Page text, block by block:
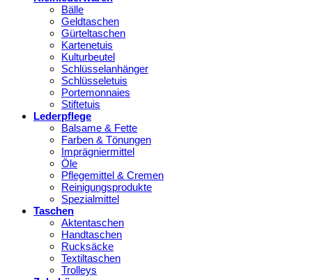
Bälle
Geldtaschen
Gürteltaschen
Kartenetuis
Kulturbeutel
Schlüsselanhänger
Schlüsseletuis
Portemonnaies
Stiftetuis
Lederpflege
Balsame & Fette
Farben & Tönungen
Imprägniermittel
Öle
Pflegemittel & Cremen
Reinigungsprodukte
Spezialmittel
Taschen
Aktentaschen
Handtaschen
Rucksäcke
Textiltaschen
Trolleys